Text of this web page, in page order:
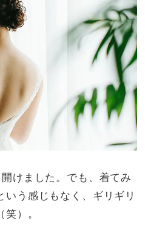
けました。でも、着てみ
う感じもなく、ギリギリ
）。